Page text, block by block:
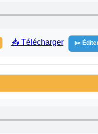
📥 Télécharger ✂️